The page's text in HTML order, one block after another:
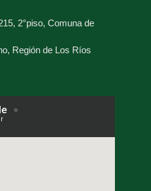
2°piso, Comuna de
Región de Los Ríos